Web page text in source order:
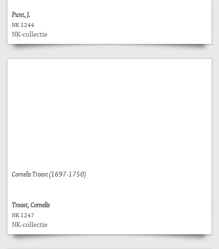
Punt, J.
NK 1244
NK-collectie
Cornelis Troost (1697-1750)
Troost, Cornelis
NK 1247
NK-collectie